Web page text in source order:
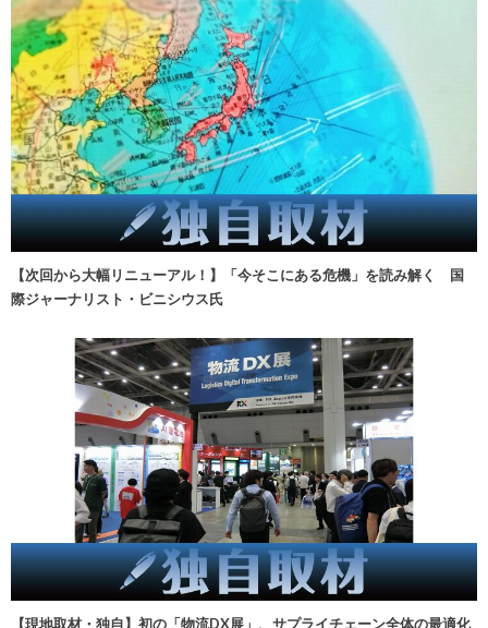
【次回から大幅リニューアル！】「今そこにある危機」を読み解く 国
際ジャーナリスト・ビニシウス氏
【現地取材・独自】初の「物流DX展」、サプライチェーン全体の最適化